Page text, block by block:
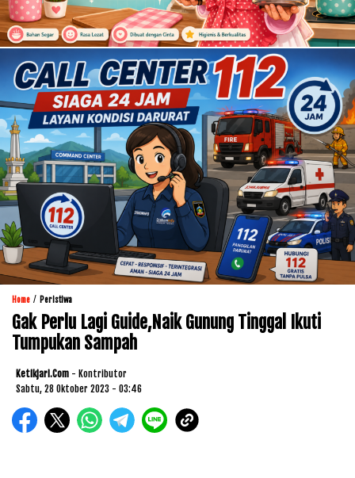
Home / Peristiwa
Gak Perlu Lagi Guide,Naik Gunung Tinggal Ikuti
Tumpukan Sampah
Ketikjari.com - Kontributor
Sabtu, 28 Oktober 2023 - 03:46